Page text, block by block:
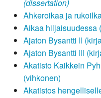
(dissertation)
Ahkeroikaa ja
Aikaa hiljaisuudessa
Ajaton Bysantti II
Ajaton Bysantti III
Akatisto Kaikkein
(vihkonen)
Akatistos